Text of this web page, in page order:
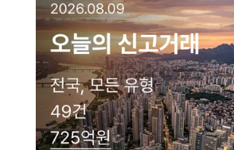
네이버 지도 연결 안
현재 네이버 지도 연결이 원활하지 않아 지도